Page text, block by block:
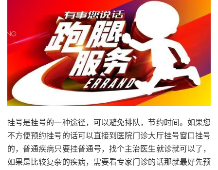
挂号是挂号的一种途径，可以避免排队，节约时间。如果您
不方便预约挂号的话可以直接到医院门诊大厅挂号窗口挂号
的，普通疾病只要挂普通号，找个主治医生就诊就可以了，
如果是比较复杂的疾病，需要看专家门诊的话那就最好先预